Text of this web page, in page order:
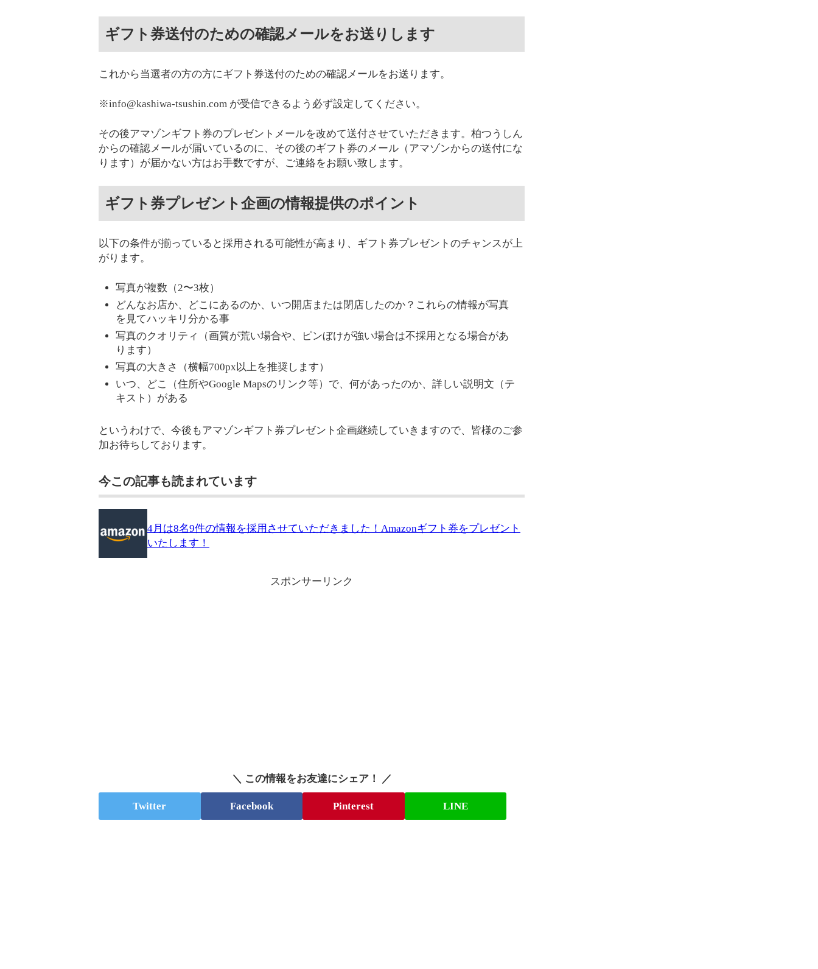
ギフト券送付のための確認メールをお送りします
これから当選者の方の方にギフト券送付のための確認メールをお送ります。
※info@kashiwa-tsushin.com が受信できるよう必ず設定してください。
その後アマゾンギフト券のプレゼントメールを改めて送付させていただきます。柏つうしん
からの確認メールが届いているのに、その後のギフト券のメール（アマゾンからの送付にな
ります）が届かない方はお手数ですが、ご連絡をお願い致します。
ギフト券プレゼント企画の情報提供のポイント
以下の条件が揃っていると採用される可能性が高まり、ギフト券プレゼントのチャンスが上
がります。
写真が複数（2〜3枚）
どんなお店か、どこにあるのか、いつ開店または閉店したのか？これらの情報が写真
を見てハッキリ分かる事
写真のクオリティ（画質が荒い場合や、ピンぼけが強い場合は不採用となる場合があ
ります）
写真の大きさ（横幅700px以上を推奨します）
いつ、どこ（住所やGoogle Mapsのリンク等）で、何があったのか、詳しい説明文（テ
キスト）がある
というわけで、今後もアマゾンギフト券プレゼント企画継続していきますので、皆様のご参
加お待ちしております。
今この記事も読まれています
4月は8名9件の情報を採用させていただきました！Amazonギフト券をプレゼント
いたします！
スポンサーリンク
＼ この情報をお友達にシェア！ ／
Twitter Facebook Pinterest LINE